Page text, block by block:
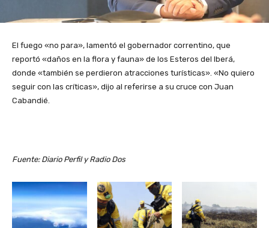
El fuego «no para», lamentó el gobernador correntino, que
reportó «daños en la flora y fauna» de los Esteros del Iberá,
donde «también se perdieron atracciones turísticas». «No quiero
seguir con las críticas», dijo al referirse a su cruce con Juan
Cabandié.
Fuente: Diario Perfil y Radio Dos